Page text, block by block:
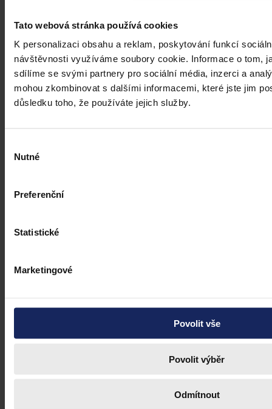
Tato webová stránka používá cookies
K personalizaci obsahu a reklam, poskytování funkcí
návštěvnosti využíváme soubory cookie. Informace o tom,
sdílíme se svými partnery pro sociální média, inzerci a
mohou zkombinovat s dalšími informacemi, které jste jim
důsledku toho, že používáte jejich služby.
souhlasu
Nutné
Preferenční
Statistické
Marketingové
Povolit vše
Povolit výběr
Odmítnout
zaměstnanců
Soud zamítl dva návrhy na zrušení opatření o testování zaměstnanců
na pracovišti
Nejvyšší správní soud • 28. dubna 2021, 09:17
Pracovní pohotovost a pracovní doba